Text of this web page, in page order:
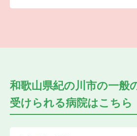
和歌山県紀の川市の一般
受けられる病院はこちら